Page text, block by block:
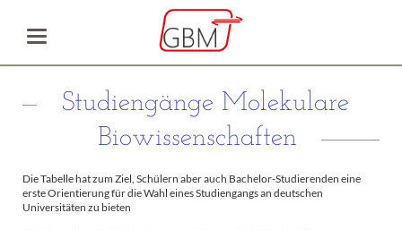
Studiengänge Molekulare
Biowissenschaften
Die Tabelle hat zum Ziel, Schülern aber auch Bachelor-Studierenden eine
erste Orientierung für die Wahl eines Studiengangs an deutschen
Universitäten zu bieten